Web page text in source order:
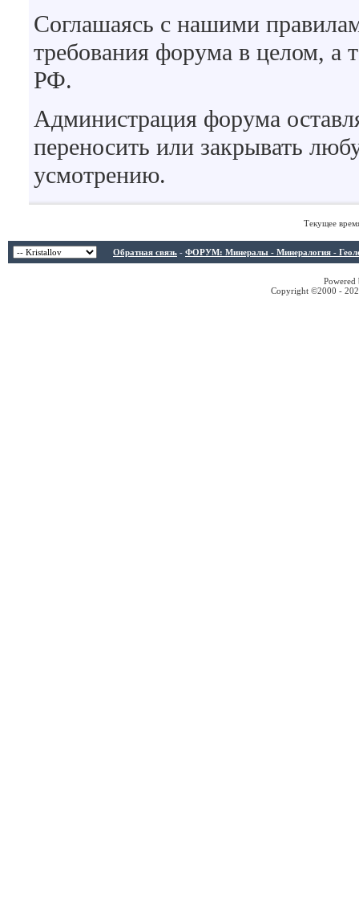
Соглашаясь с нашими
требования форума в целом, а
РФ.
Администрация форума
переносить или закрывать
усмотрению.
Текущее
Обратная связь - ФОРУМ: Минералы - Минералогия -
Copyright ©2000 -